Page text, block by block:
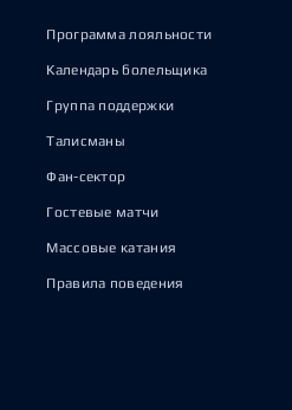
Программа лояльности
Календарь болельщика
Группа поддержки
Талисманы
Фан-сектор
Гостевые матчи
Массовые катания
Правила поведения